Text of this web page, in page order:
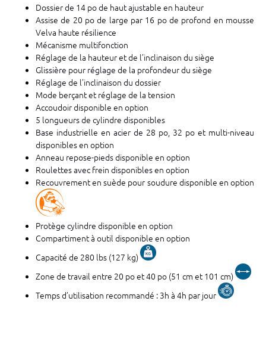
Dossier de 14 po de haut ajustable en hauteur
Assise de 20 po de large par 16 po de profond en mousse
Velva haute résilience
Mécanisme multifonction
Réglage de la hauteur et de l’inclinaison du siège
Glissière pour réglage de la profondeur du siège
Réglage de l’inclinaison du dossier
Mode berçant et réglage de la tension
Accoudoir disponible en option
5 longueurs de cylindre disponibles
Base industrielle en acier de 28 po, 32 po et multi-niveau
disponibles en option
Anneau repose-pieds disponible en option
Roulettes avec frein disponibles en option
Recouvrement en suède pour soudure disponible en option
Protège cylindre disponible en option
Compartiment à outil disponible en option
Capacité de 280 lbs (127 kg)
Zone de travail entre 20 po et 40 po (51 cm et 101 cm)
Temps d’utilisation recommandé : 3h à 4h par jour